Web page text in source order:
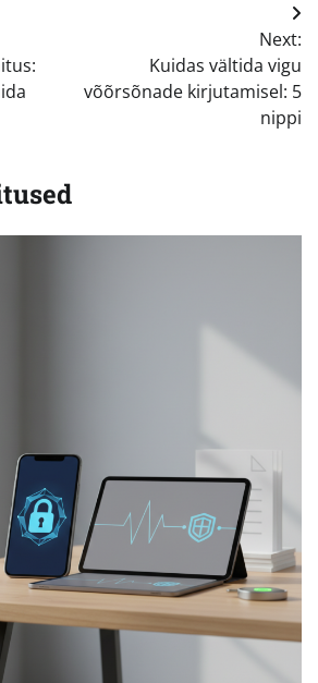
Next:
Kuidas vältida vigu
võõrsõnade kirjutamisel: 5
nippi